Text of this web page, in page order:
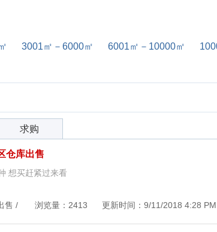
3001㎡－6000㎡ 6001㎡－10000㎡
求购
仓库出售
想买赶紧过来看
售 / 浏览量：2413 更新时间：9/11/2018 4:28 PM